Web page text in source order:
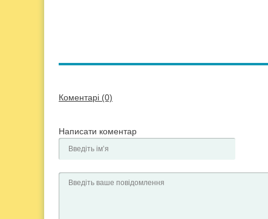
Коментарі (0)
Написати коментар